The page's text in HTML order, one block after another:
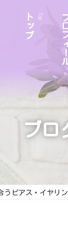
トップ Top プロ
ブロ
うピアス・イヤリ